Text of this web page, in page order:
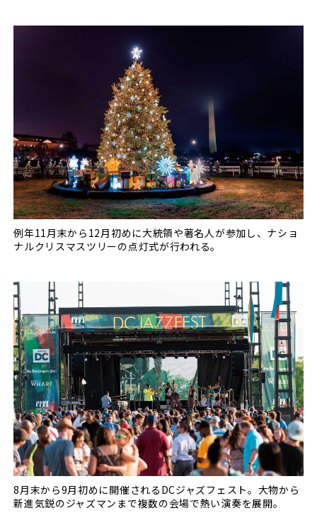
例年11月末から12月初めに大統領や著名人が参加し、ナショ
ナルクリスマスツリーの点灯式が行われる。
8月末から9月初めに開催されるDCジャズフェスト。大物から
新進気鋭のジャズマンまで複数の会場で熱い演奏を展開。